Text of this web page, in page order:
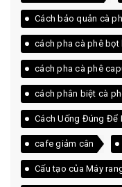
Cách bảo quản cà
cách pha cà phê bọt
cách pha cà phê
cách phân biệt cà
Cách Uống Đúng Để
cafe giảm cân
Cấu tạo của Máy